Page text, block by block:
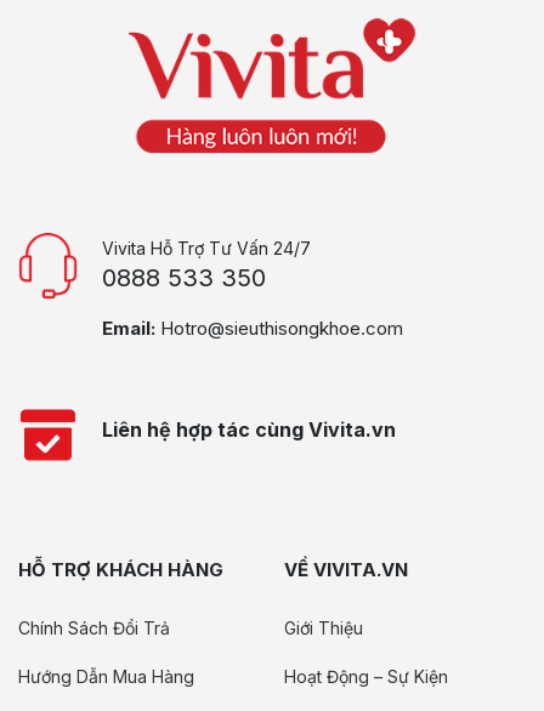
Vivita Hỗ Trợ Tư Vấn 24/7
0888 533 350
Email: Hotro@sieuthisongkhoe.com
Liên hệ hợp tác cùng Vivita.vn
HỖ TRỢ KHÁCH HÀNG
Chính Sách Đổi Trả
Hướng Dẫn Mua Hàng
VỀ VIVITA.VN
Giới Thiệu
Hoạt Động – Sự Kiện